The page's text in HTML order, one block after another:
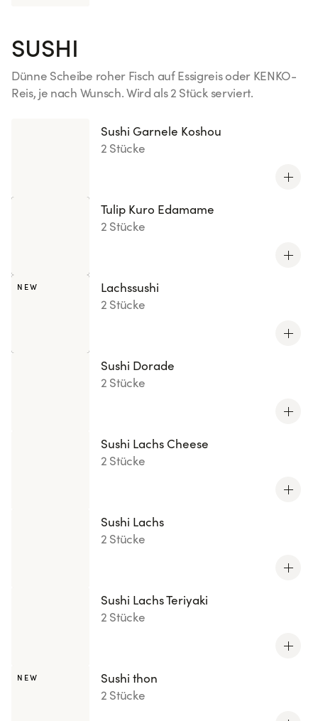
SUSHI
Dünne Scheibe roher Fisch auf Essigreis oder KENKO-
Reis, je nach Wunsch. Wird als 2 Stück serviert.
Sushi Garnele Koshou
2 Stücke
Tulip Kuro Edamame
2 Stücke
NEW
Lachssushi
2 Stücke
Sushi Dorade
2 Stücke
Sushi Lachs Cheese
2 Stücke
Sushi Lachs
2 Stücke
Sushi Lachs Teriyaki
2 Stücke
NEW
Sushi thon
2 Stücke